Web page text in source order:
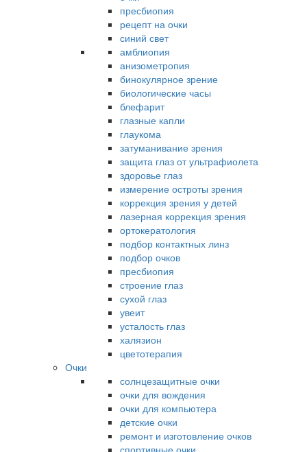
пресбиопия
рецепт на очки
синий свет
амблиопия
анизометропия
бинокулярное зрение
биологические часы
блефарит
глазные капли
глаукома
затуманивание зрения
защита глаз от ультрафиолета
здоровье глаз
измерение остроты зрения
коррекция зрения у детей
лазерная коррекция зрения
ортокератология
подбор контактных линз
подбор очков
пресбиопия
строение глаз
сухой глаз
увеит
усталость глаз
халязион
цветотерапия
Очки
солнцезащитные очки
очки для вождения
очки для компьютера
детские очки
ремонт и изготовление очков